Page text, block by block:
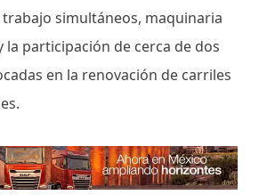
simultáneos, maquinaria
la participación de cerca de dos
en la renovación de carriles